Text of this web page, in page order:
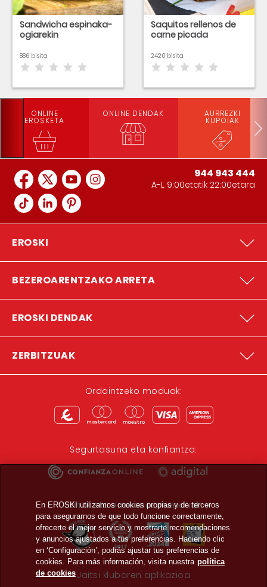
Sandwicha espinaka-
ogiarekin
886 bisita
Saquitos rellenos de
carne picada
2420 bisita
ONLINE
EROSKETA
ONLINE DENDAK AURREZKI
KUPOIAK
944 943 444
A-L 9:00etatik 22:00etara
EROSKI
BEZEROARENTZAKO ARRETA
EROSKI DENDAK
ZERBITZUAK
Ordaintzeko moduak:
Segurtasuna eta konfiantza:
Sariak eta errekonozimenduak:
Jaitsi klubaren aplikazioa
En EROSKI utilizamos cookies propias y de terceros
para asegurarnos de que todo funcione correctamente,
ofrecerte el mejor servicio y mostrarte recomendaciones
y anuncios ajustados a tus preferencias. Haciendo clic
en ‘Configuración’, podrás ajustar tus preferencias de
cookies. Para más información, visita nuestra política
de cookies